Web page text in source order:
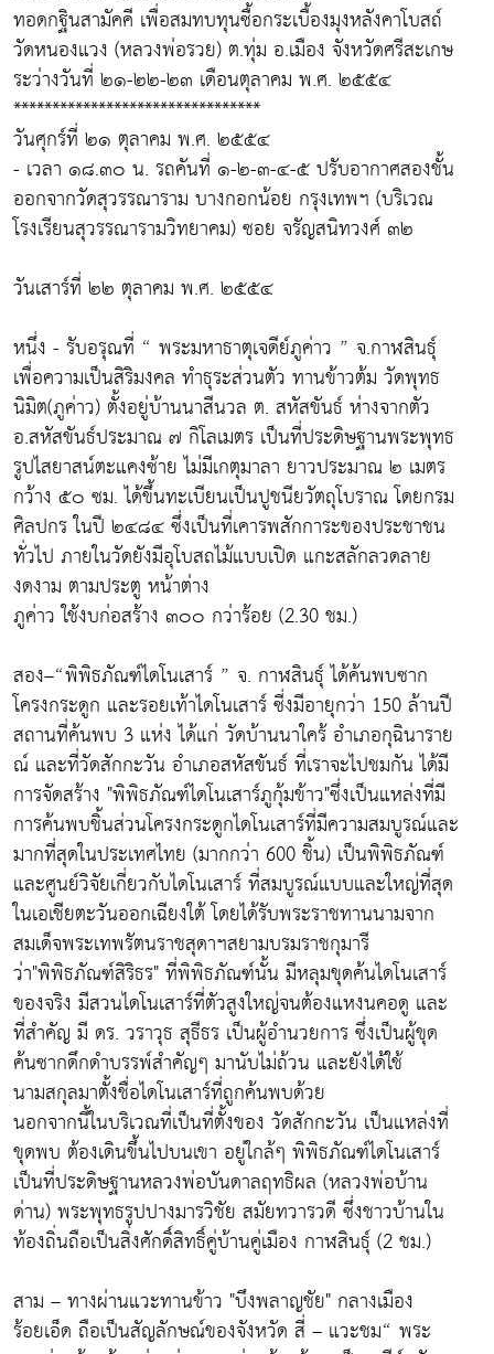
ทอดกฐินสามัคคี เพื่อสมทบทุนซื้อกระเบื้องมุงหลังคาโบสถ์
วัดหนองแวง (หลวงพ่อรวย) ต.ทุ่ม อ.เมือง จังหวัดศรีสะเกษ
ระว่างวันที่ ๒๑-๒๒-๒๓ เดือนตุลาคม พ.ศ. ๒๕๕๔
********************************
วันศุกร์ที่ ๒๑ ตุลาคม พ.ศ. ๒๕๕๔
- เวลา ๑๘.๓๐ น. รถคันที่ ๑-๒-๓-๔-๕ ปรับอากาศสองชั้น
ออกจากวัดสุวรรณาราม บางกอกน้อย กรุงเทพฯ (บริเวณ
โรงเรียนสุวรรณารามวิทยาคม) ซอย จรัญสนิทวงศ์ ๓๒
วันเสาร์ที่ ๒๒ ตุลาคม พ.ศ. ๒๕๕๔
หนึ่ง - รับอรุณที่ “ พระมหาธาตุเจดีย์ภูค่าว ” จ.กาฬสินธุ์
เพื่อความเป็นสิริมงคล ทำธุระส่วนตัว ทานข้าวต้ม วัดพุทธ
นิมิต(ภูค่าว) ตั้งอยู่บ้านนาสีนวล ต. สหัสขันธ์ ห่างจากตัว
อ.สหัสขันธ์ประมาณ ๗ กิโลเมตร เป็นที่ประดิษฐานพระพุทธ
รูปไสยาสน์ตะแคงซ้าย ไม่มีเกตุมาลา ยาวประมาณ ๒ เมตร
กว้าง ๕๐ ซม. ได้ขึ้นทะเบียนเป็นปูชนียวัตถุโบราณ โดยกรม
ศิลปกร ในปี ๒๔๘๔ ซึ่งเป็นที่เคารพสักการะของประชาชน
ทั่วไป ภายในวัดยังมีอุโบสถไม้แบบเปิด แกะสลักลวดลาย
งดงาม ตามประตู หน้าต่าง
ภูค่าว ใช้งบก่อสร้าง ๓๐๐ กว่าร้อย (2.30 ชม.)
สอง–“พิพิธภัณฑ์ไดโนเสาร์ ” จ. กาฬสินธุ์ ได้ค้นพบซาก
โครงกระดูก และรอยเท้าไดโนเสาร์ ซี่งมีอายุกว่า 150 ล้านปี
สถานที่ค้นพบ 3 แห่ง ได้แก่ วัดบ้านนาใคร้ อำเภอกุฉินาราย
ณ์ และที่วัดสักกะวัน อำเภอสหัสขันธ์ ที่เราจะไปชมกัน ได้มี
การจัดสร้าง "พิพิธภัณฑ์ไดโนเสาร์ภูกุ้มข้าว"ซึ่งเป็นแหล่งที่มี
การค้นพบชิ้นส่วนโครงกระดูกไดโนเสาร์ที่มีความสมบูรณ์และ
มากที่สุดในประเทศไทย (มากกว่า 600 ชิ้น) เป็นพิพิธภัณฑ์
และศูนย์วิจัยเกี่ยวกับไดโนเสาร์ ที่สมบูรณ์แบบและใหญ่ที่สุด
ในเอเชียตะวันออกเฉียงใต้ โดยได้รับพระราชทานนามจาก
สมเด็จพระเทพรัตนราชสุดาฯสยามบรมราชกุมารี
ว่า"พิพิธภัณฑ์สิริธร" ที่พิพิธภัณฑ์นั้น มีหลุมขุดค้นไดโนเสาร์
ของจริง มีสวนไดโนเสาร์ที่ตัวสูงใหญ่จนต้องแหงนคอดู และ
ที่สำคัญ มี ดร. วราวุธ สุธีธร เป็นผู้อำนวยการ ซึ่งเป็นผู้ขุด
ค้นซากดึกดำบรรพ์สำคัญๆ มานับไม่ถ้วน และยังได้ใช้
นามสกุลมาตั้งชื่อไดโนเสาร์ที่ถูกค้นพบด้วย
นอกจากนี้ในบริเวณที่เป็นที่ตั้งของ วัดสักกะวัน เป็นแหล่งที่
ขุดพบ ต้องเดินขึ้นไปบนเขา อยู่ใกล้ๆ พิพิธภัณฑ์ไดโนเสาร์
เป็นที่ประดิษฐานหลวงพ่อบันดาลฤทธิผล (หลวงพ่อบ้าน
ด่าน) พระพุทธรูปปางมารวิชัย สมัยทวารวดี ซึ่งชาวบ้านใน
ท้องถิ่นถือเป็นสิ่งศักดิ์สิทธิ์คู่บ้านคู่เมือง กาฬสินธุ์ (2 ชม.)
สาม – ทางผ่านแวะทานข้าว "บึงพลาญชัย" กลางเมือง
ร้อยเอ็ด ถือเป็นสัญลักษณ์ของจังหวัด สี่ – แวะชม“ พระ